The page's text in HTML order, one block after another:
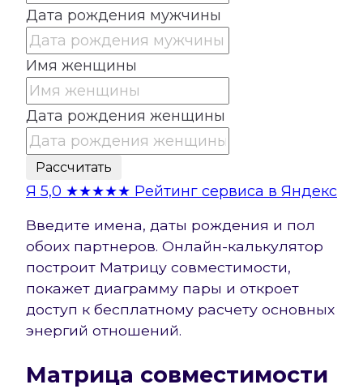
Дата рождения мужчины
Имя женщины
Дата рождения женщины
Рассчитать
Я 5,0 ★★★★★ Рейтинг сервиса в Яндекс
Введите имена, даты рождения и пол
обоих партнеров. Онлайн-калькулятор
построит Матрицу совместимости,
покажет диаграмму пары и откроет
доступ к бесплатному расчету основных
энергий отношений.
Матрица совместимости